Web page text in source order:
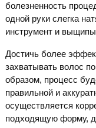
болезненность
одной руки слегка
инструмент и
Достичь более
захватывать волос
образом, процесс
правильной и
осуществляется
подходящую форму,